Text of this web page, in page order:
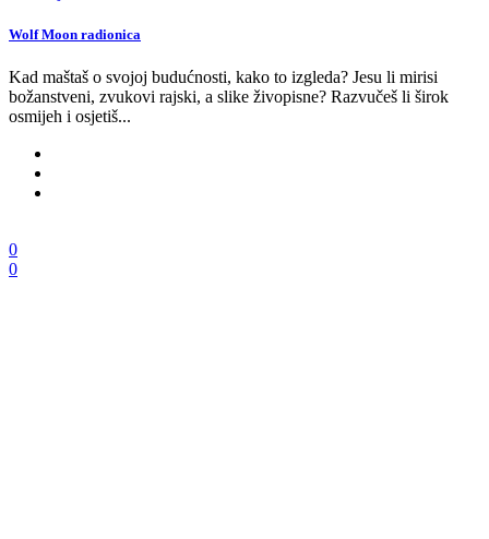
Wolf Moon radionica
Kad maštaš o svojoj budućnosti, kako to izgleda? Jesu li mirisi
božanstveni, zvukovi rajski, a slike živopisne? Razvučeš li širok
osmijeh i osjetiš...
0
0